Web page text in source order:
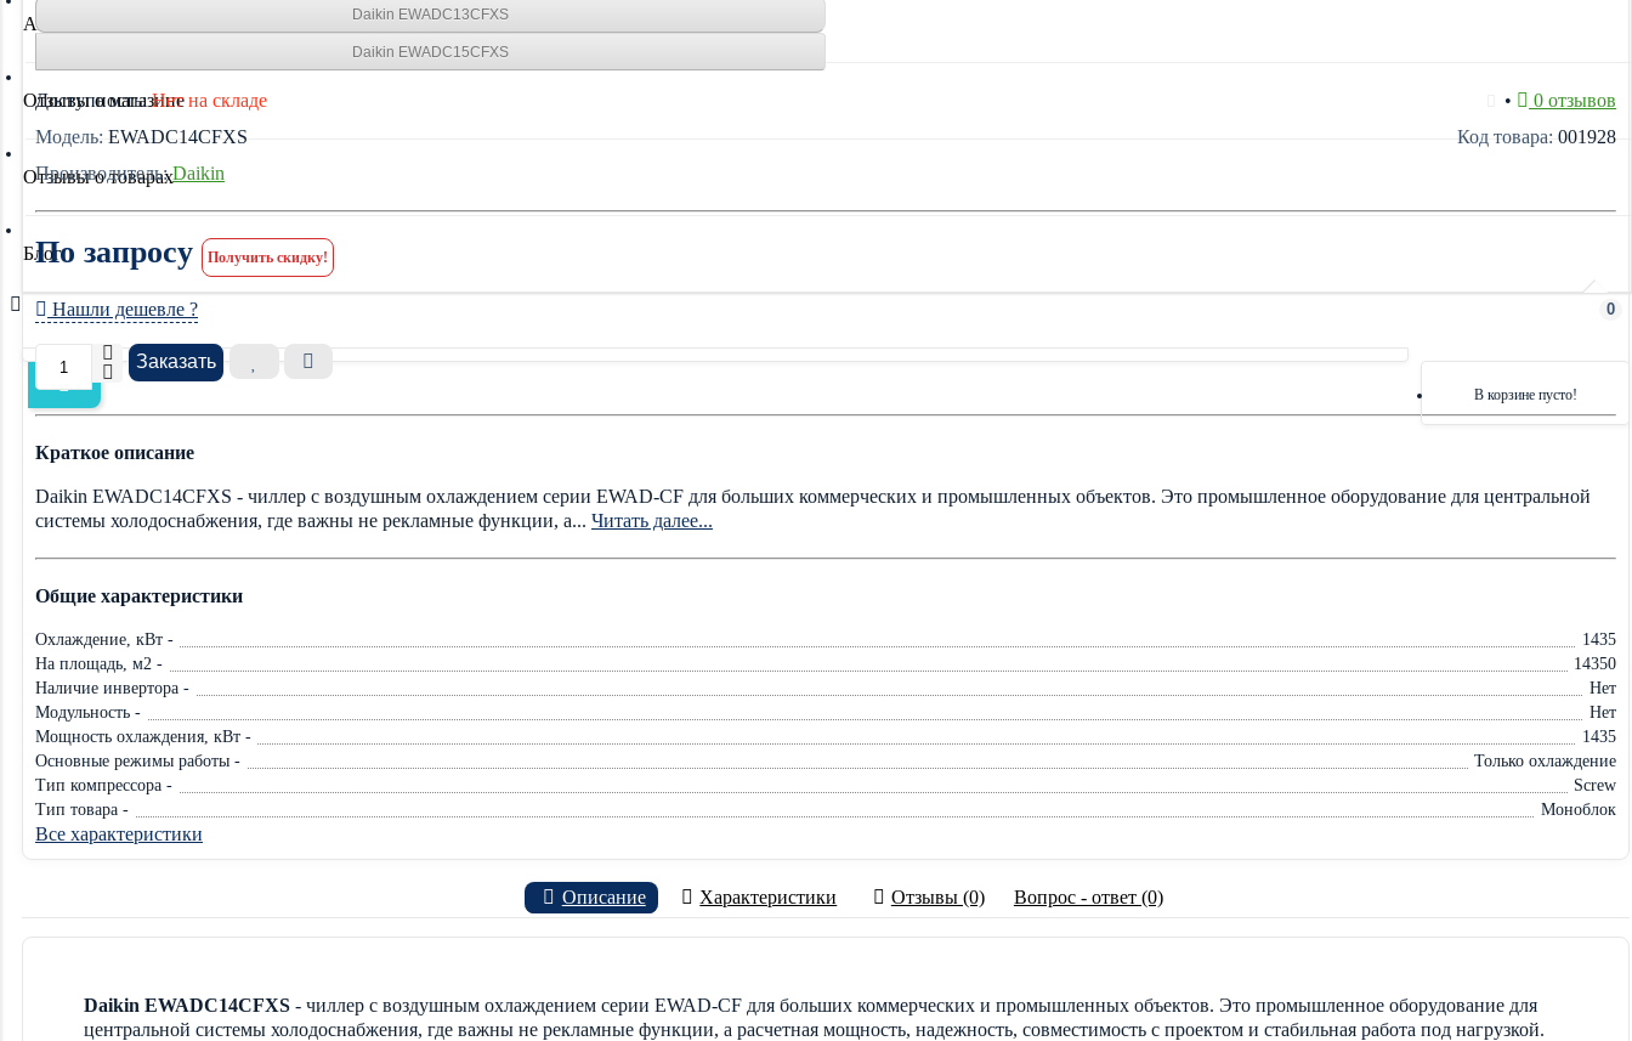
Акции
Отзывы о магазине
Отзывы о товарах
Блог
0
В корзине пусто!
Daikin EWADC13CFXS
Daikin EWADC15CFXS
Доступность: Нет на складе •
0 отзывов
Модель: EWADC14CFXS Код товара: 001928
Производитель: Daikin
По запросу Получить скидку!
Нашли дешевле ?
Заказать
Краткое описание
Daikin EWADC14CFXS - чиллер с воздушным охлаждением серии EWAD-CF для больших коммерческих и промышленных объектов. Это промышленное оборудование для центральной
системы холодоснабжения, где важны не рекламные функции, а... Читать далее...
Общие характеристики
Охлаждение, кВт -
1435
На площадь, м2 -
14350
Наличие инвертора -
Нет
Модульность -
Нет
Мощность охлаждения, кВт -
1435
Основные режимы работы -
Только охлаждение
Тип компрессора -
Screw
Тип товара -
Моноблок
Все характеристики
Описание Характеристики Отзывы (0) Вопрос - ответ (0)
Daikin EWADC14CFXS - чиллер с воздушным охлаждением серии EWAD-CF для больших коммерческих и промышленных объектов. Это промышленное оборудование для
центральной системы холодоснабжения, где важны не рекламные функции, а расчетная мощность, надежность, совместимость с проектом и стабильная работа под нагрузкой.